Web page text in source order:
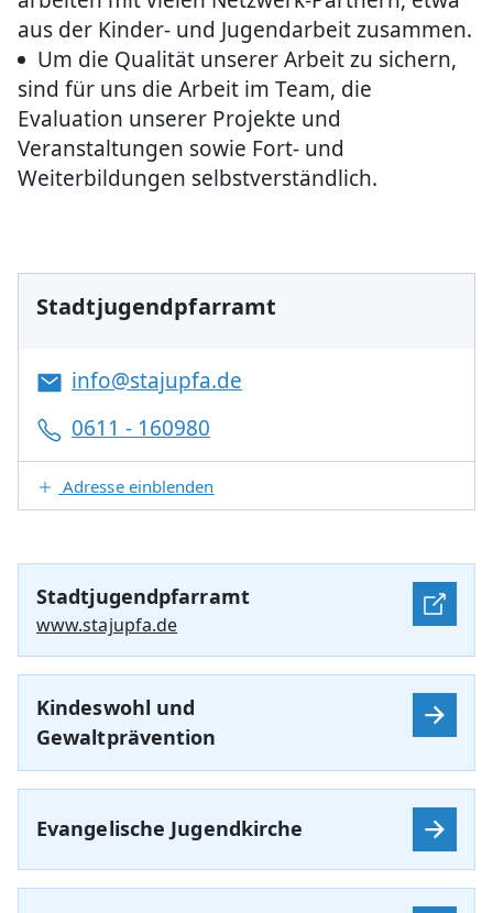
aus der Kinder- und Jugendarbeit zusammen.
Um die Qualität unserer Arbeit zu sichern,
sind für uns die Arbeit im Team, die
Evaluation unserer Projekte und
Veranstaltungen sowie Fort- und
Weiterbildungen selbstverständlich.
Stadtjugendpfarramt
info@stajupfa.de
0611 - 160980
Adresse einblenden
Stadtjugendpfarramt
www.stajupfa.de
Kindeswohl und
Gewaltprävention
Evangelische Jugendkirche